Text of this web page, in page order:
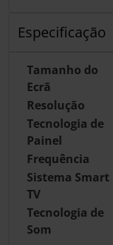
Especificação
Tamanho do
Ecrã
Resolução
Tecnologia de
Painel
Frequência
Sistema Smart
TV
Tecnologia de
Som